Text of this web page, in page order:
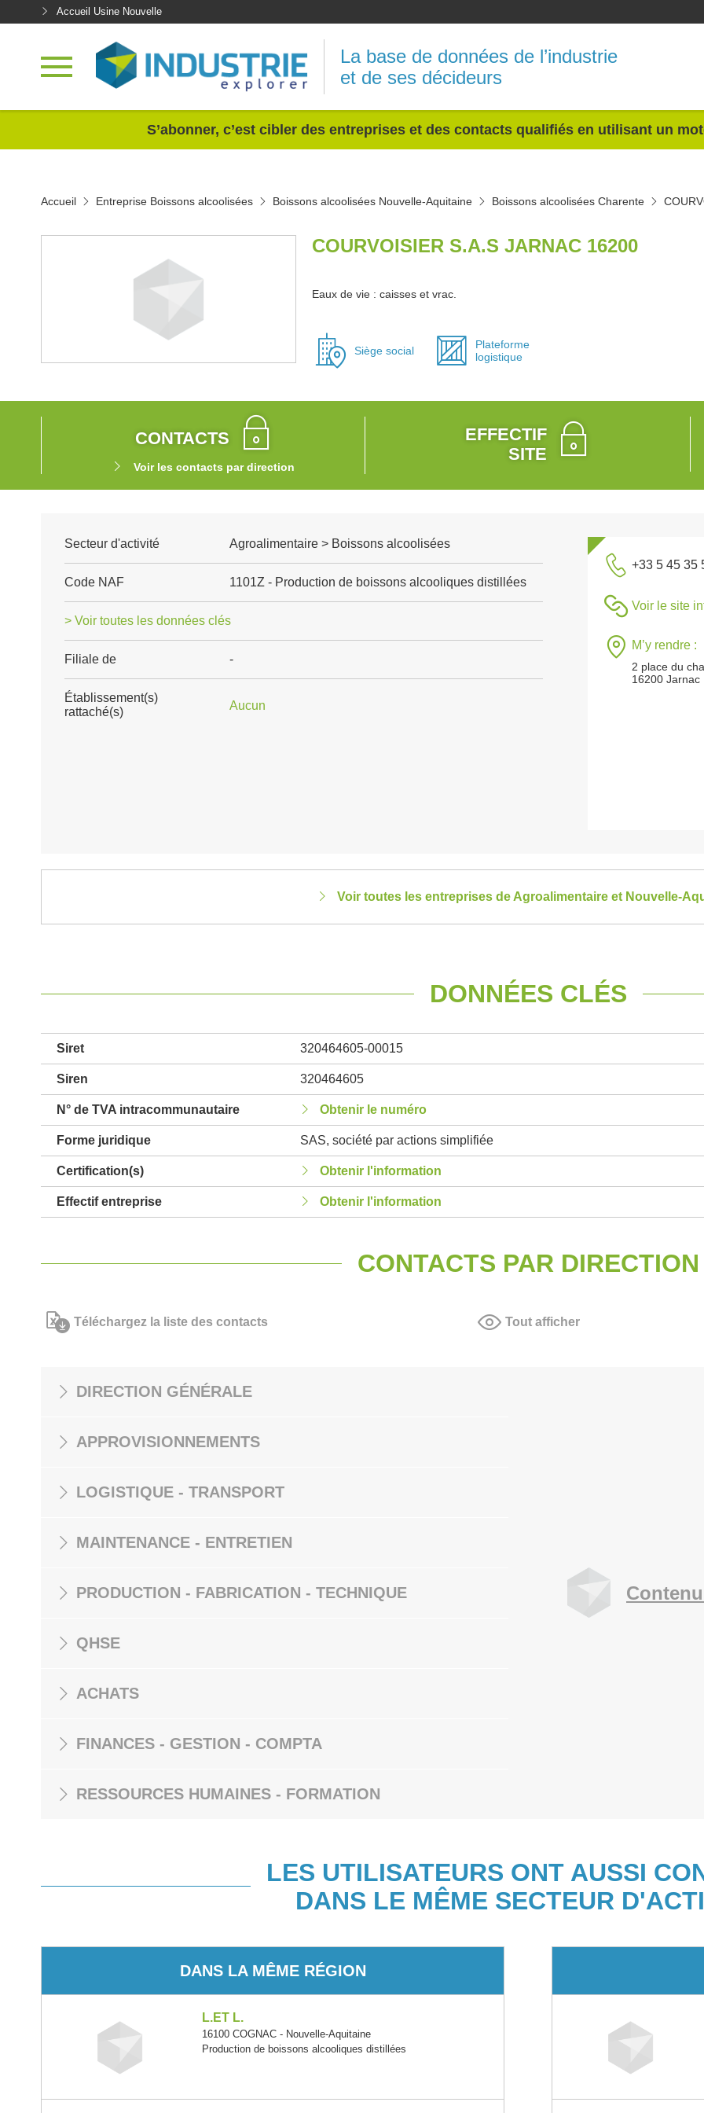
Accueil Usine Nouvelle
La base de données de l’industrie
et de ses décideurs
S’abonner, c’est cibler des entreprises et des contacts qualifiés en utilisant un
Accueil Entreprise Boissons alcoolisées Boissons alcoolisées Nouvelle-Aquitaine Boissons alcoolisées Charente
COURVOISIER S.A.S JARNAC 16200
Eaux de vie : caisses et vrac.
Siège social
Plateforme
logistique
CONTACTS
Voir les contacts par direction
EFFECTIF
SITE
Secteur d'activité Agroalimentaire > Boissons alcoolisées
Code NAF 1101Z - Production de boissons alcooliques distillées
> Voir toutes les données clés
Filiale de -
Établissement(s)
rattaché(s)
Aucun
+33 5 45 35
Voir le site
M’y rendre :
2 place du
16200 Jarnac
Voir toutes les entreprises de Agroalimentaire et Nouvelle-
DONNÉES CLÉS
Siret 320464605-00015
Siren 320464605
N° de TVA intracommunautaire Obtenir le numéro
Forme juridique SAS, société par actions simplifiée
Certification(s) Obtenir l'information
Effectif entreprise Obtenir l'information
CONTACTS PAR DIRECTION
Téléchargez la liste des contacts Tout afficher
DIRECTION GÉNÉRALE
APPROVISIONNEMENTS
LOGISTIQUE - TRANSPORT
MAINTENANCE - ENTRETIEN
PRODUCTION - FABRICATION - TECHNIQUE
QHSE
ACHATS
FINANCES - GESTION - COMPTA
RESSOURCES HUMAINES - FORMATION
LES UTILISATEURS ONT AUSSI
DANS LE MÊME SECTEUR
DANS LA MÊME RÉGION
L.ET L.
16100 COGNAC - Nouvelle-Aquitaine
Production de boissons alcooliques distillées